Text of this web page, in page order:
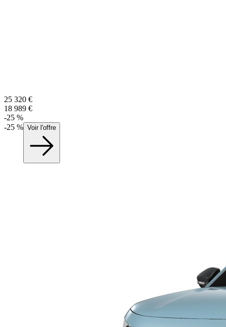
25 320 €
18 989 €
-25 %
-25 % Voir l'offre